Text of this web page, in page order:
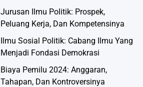
Jurusan Ilmu Politik: Prospek,
Peluang Kerja, Dan Kompetensinya
Ilmu Sosial Politik: Cabang Ilmu Yang
Menjadi Fondasi Demokrasi
Biaya Pemilu 2024: Anggaran,
Tahapan, Dan Kontroversinya